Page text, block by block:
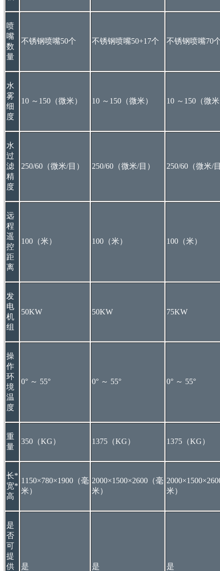
喷
嘴
数
量
不锈钢喷嘴50个 不锈钢喷嘴50+17个 不锈钢喷嘴70
水
雾
细
度
10 ～150（微米） 10 ～150（微米） 10 ～150（微
水
过
滤
精
度
250/60（微米/目） 250/60（微米/目） 250/60（微米/
远
程
遥
控
距
离
100（米） 100（米） 100（米）
发
电
机
组
50KW 50KW 75KW
操
作
环
境
温
度
0° ～ 55° 0° ～ 55° 0° ～ 55°
重
量
350（KG） 1375（KG） 1375（KG）
长*
宽*
高
1150×780×1900（毫
米）
2000×1500×2600（毫
米）
米）
是
否
可
提
供
是 是 是